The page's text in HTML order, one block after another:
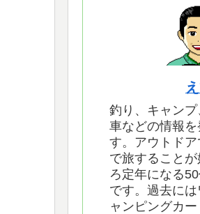
釣り、キャンプ
車などの情報を
す。アウトド
で旅すること
ろ定年になる
です。過去に
ャンピングカ